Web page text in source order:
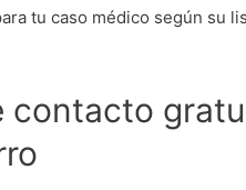
tu caso médico según su
contacto